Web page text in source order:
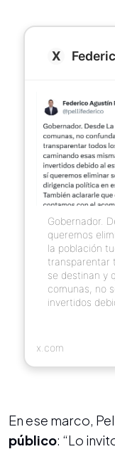
Gobernador.
queremos
la población
transparentar
se destinan y
comunas, no
invertidos
x.com
En ese marco,
público: “Lo